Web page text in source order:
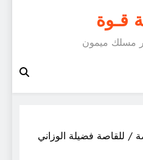
قـوة
مسلك ميمون
فضيلة الوزاني